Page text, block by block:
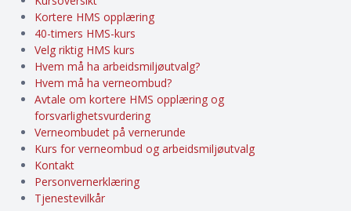
Kortere HMS opplæring
40-timers HMS-kurs
Velg riktig HMS kurs
Hvem må ha arbeidsmiljøutvalg?
Hvem må ha verneombud?
Avtale om kortere HMS opplæring og
forsvarlighetsvurdering
Verneombudet på vernerunde
Kurs for verneombud og arbeidsmiljøutvalg
Kontakt
Personvernerklæring
Tjenestevilkår